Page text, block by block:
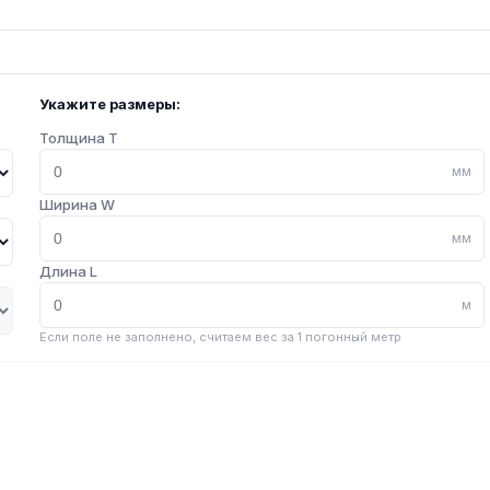
Укажите размеры:
Толщина T
мм
Ширина W
мм
Длина L
м
Если поле не заполнено, считаем вес за 1 погонный метр